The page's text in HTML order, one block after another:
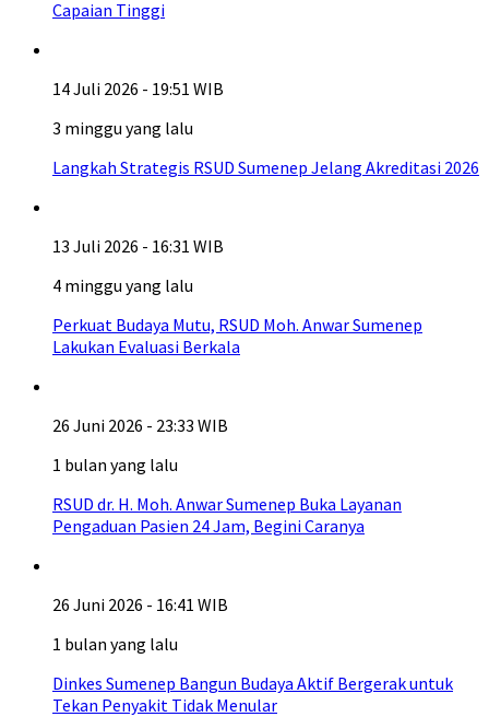
Capaian Tinggi
14 Juli 2026 - 19:51 WIB
3 minggu yang lalu
Langkah Strategis RSUD Sumenep Jelang Akreditasi 2026
13 Juli 2026 - 16:31 WIB
4 minggu yang lalu
Perkuat Budaya Mutu, RSUD Moh. Anwar Sumenep
Lakukan Evaluasi Berkala
26 Juni 2026 - 23:33 WIB
1 bulan yang lalu
RSUD dr. H. Moh. Anwar Sumenep Buka Layanan
Pengaduan Pasien 24 Jam, Begini Caranya
26 Juni 2026 - 16:41 WIB
1 bulan yang lalu
Dinkes Sumenep Bangun Budaya Aktif Bergerak untuk
Tekan Penyakit Tidak Menular